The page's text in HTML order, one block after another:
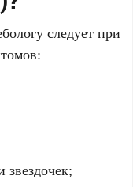
следует при
звездочек;